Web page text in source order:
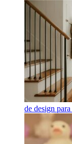
de design